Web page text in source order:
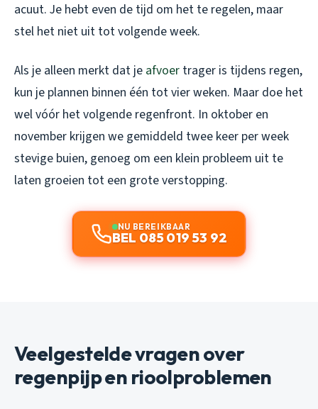
acuut. Je hebt even de tijd om het te regelen, maar
stel het niet uit tot volgende week.
Als je alleen merkt dat je afvoer trager is tijdens regen,
kun je plannen binnen één tot vier weken. Maar doe het
wel vóór het volgende regenfront. In oktober en
november krijgen we gemiddeld twee keer per week
stevige buien, genoeg om een klein probleem uit te
laten groeien tot een grote verstopping.
NU BEREIKBAAR
BEL 085 019 53 92
Veelgestelde vragen over
regenpijp en rioolproblemen